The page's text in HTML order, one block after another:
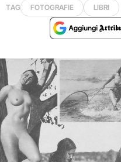
TAG FOTOGRAFIE LIBRI